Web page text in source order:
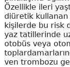
Özellikle ileri
diüretik kullanan
kişilerde bu risk
yaz tatillerinde
otobüs veya
ven trombozu